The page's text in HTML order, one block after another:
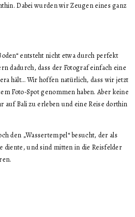
Dabei wurden wir Zeugen eines ganz
entsteht nicht etwa durch perfekt
dadurch, dass der Fotograf einfach eine
hält… Wir hoffen natürlich, dass wir jetzt
Foto-Spot genommen haben. Aber keine
auf Bali zu erleben und eine Reise dorthin
den „Wassertempel“ besucht, der als
diente, und sind mitten in die Reisfelder